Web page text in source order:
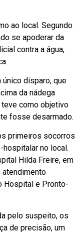
ao local. Segundo
se apoderar da
contra a água,
disparo, que
da nádega
teve como objetivo
fosse desarmado.
primeiros socorros
no local.
Hilda Freire, em
atendimento
Hospital e Pronto-
pelo suspeito, os
de precisão, um